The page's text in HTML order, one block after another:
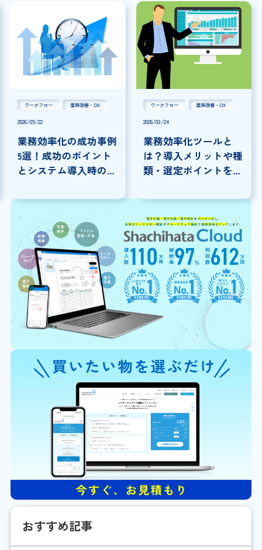
ワークフロー 業務改善・DX
2026/05/22
業務効率化の成功事例
5選！成功のポイント
とシステム導入時の注
ワークフロー 業務改善・DX
2026/03/24
業務効率化ツールと
は？導入メリットや種
類・選定ポイントを解
おすすめ記事